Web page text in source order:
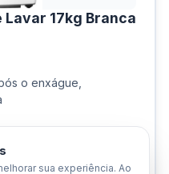
Lavar 17kg Branca
o enxágue,
automaticamente a
sua experiência. Ao